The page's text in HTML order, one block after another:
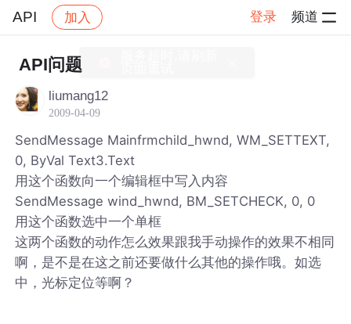
API 加入 登录 频道
社区 API
API问题
liumang12
2009-04-09
SendMessage Mainfrmchild_hwnd, WM_SETTEXT,
0, ByVal Text3.Text
用这个函数向一个编辑框中写入内容
SendMessage wind_hwnd, BM_SETCHECK, 0, 0
用这个函数选中一个单框
这两个函数的动作怎么效果跟我手动操作的效果不相同
啊，是不是在这之前还要做什么其他的操作哦。如选
中，光标定位等啊？